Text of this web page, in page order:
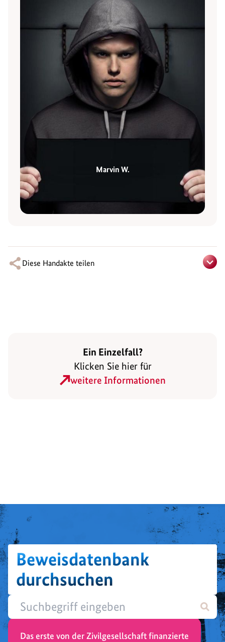
Marvin W.
Diese Handakte teilen
Ein Einzelfall?
Klicken Sie hier für
weitere Informationen
Beweisdatenbank
durchsuchen
Das erste von der Zivilgesellschaft finanzierte